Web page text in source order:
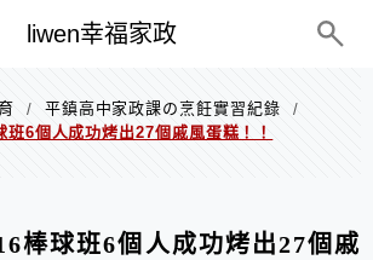
liwen幸福家政
/ 平鎮高中家政課の烹飪實習紀錄
/
6個人成功烤出27個戚風蛋糕！！
棒球班6個人成功烤出27個戚